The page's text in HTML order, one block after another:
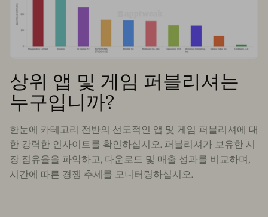
상위 앱 및 게임 퍼블리셔는
누구입니까?
한눈에 카테고리 전반의 선도적인 앱 및 게임 퍼블리셔에 대
한 강력한 인사이트를 확인하십시오. 퍼블리셔가 보유한 시
장 점유율을 파악하고, 다운로드 및 매출 성과를 비교하며,
시간에 따른 경쟁 추세를 모니터링하십시오.